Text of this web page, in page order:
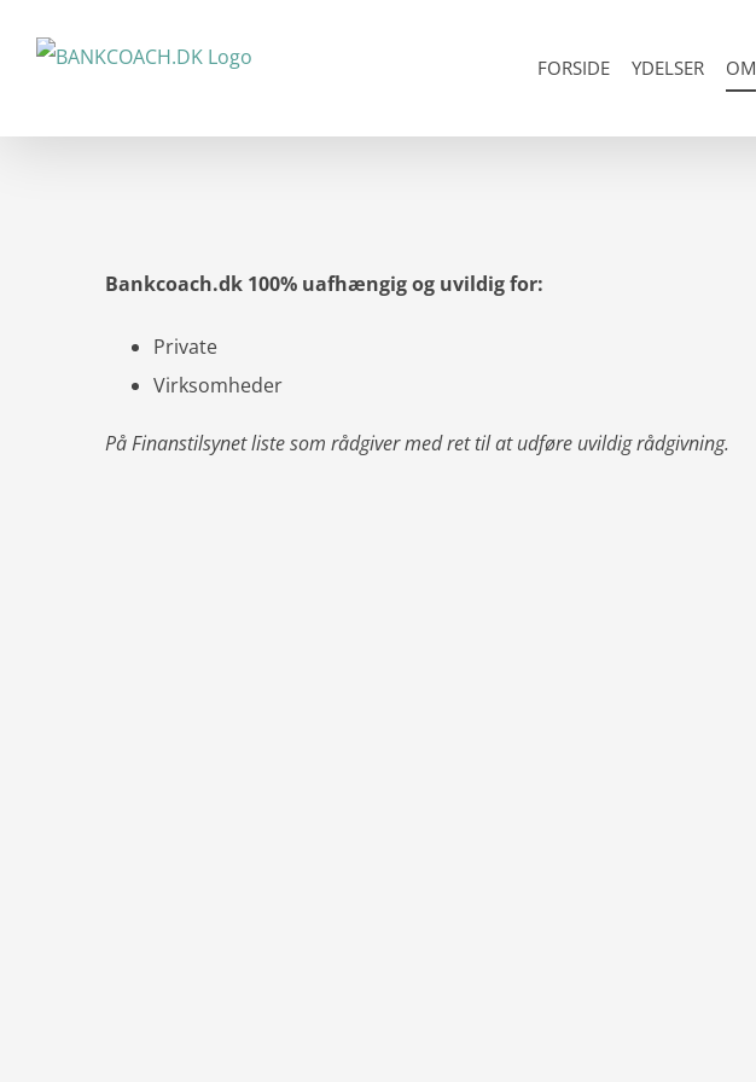
FORSIDE YDELSER OM
Bankcoach.dk 100% uafhængig og uvildig for:
Private
Virksomheder
På Finanstilsynet liste som rådgiver med ret til at udføre uvildig rådgivning.